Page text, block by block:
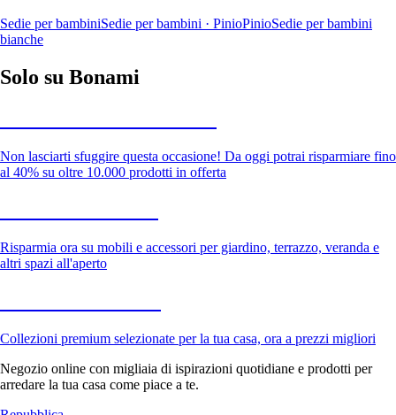
Sedie per bambiniSedie per bambini · PinioPinioSedie per bambini
bianche
Solo su Bonami
Non lasciarti sfuggire questa occasione! Da oggi potrai risparmiare fino
al 40% su oltre 10.000 prodotti in offerta
Risparmia ora su mobili e accessori per giardino, terrazzo, veranda e
altri spazi all'aperto
Collezioni premium selezionate per la tua casa, ora a prezzi migliori
Negozio online con migliaia di ispirazioni quotidiane e prodotti per
arredare la tua casa come piace a te.